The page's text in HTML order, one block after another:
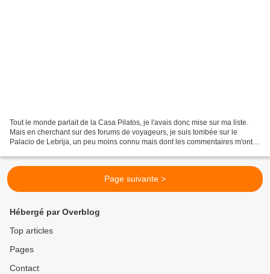
Tout le monde parlait de la Casa Pilatos, je l'avais donc mise sur ma liste.
Mais en cherchant sur des forums de voyageurs, je suis tombée sur le
Palacio de Lebrija, un peu moins connu mais dont les commentaires m'ont
Page suivante >
Hébergé par Overblog
Top articles
Pages
Contact